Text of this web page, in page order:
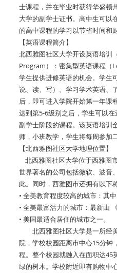
士课程，并在毕业时获得华盛顿
大学的副学士证书。高中生可以
的高中课程的学习以节省时间和财
【英语课程简介】
北西雅图社区大学开设英语培训
Program）：密集型英语课程（
学生提供进修英语的机会。学生
说、读、写）、学习学术英语、
后，即可进入学院开始第一年课
达到第5-6级别之后，学生可以
副学士阶段的课程。该英语培训
师，小班教学，学生将每周参加
【北西雅图社区大学地理位置】
北西雅图社区大学位于西雅图
世界著名的公司包括微软、波音
此。同时，西雅图市还拥有以下
• 全美教育程度较高的城市：其
• 全美最富活力的城市：最新由
• 美国最适合居住的城市之一。
北西雅图社区大学是一所经
院，学校校园距离市中心15分钟
程。整个校园就融入在面积达45
绿的树木。学校附近即有购物中